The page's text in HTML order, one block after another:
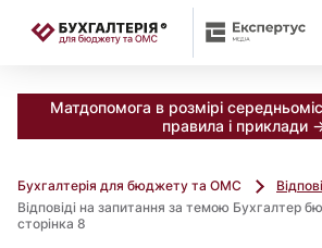
Матдопомога в розмірі
правила і приклади
Бухгалтерія для бюджету та ОМС
Відповіді на запитання за темою Бухгалтер
сторінка 8